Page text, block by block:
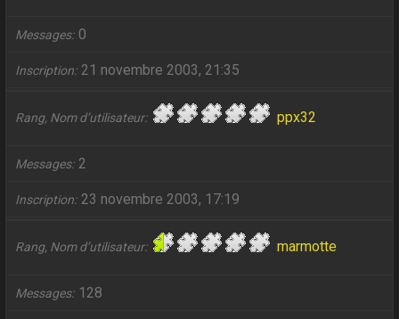
Messages 0
Inscription 21 novembre 2003, 21:35
Rang, Nom d’utilisateur ppx32
Messages 2
Inscription 23 novembre 2003, 17:19
Rang, Nom d’utilisateur marmotte
Messages 128